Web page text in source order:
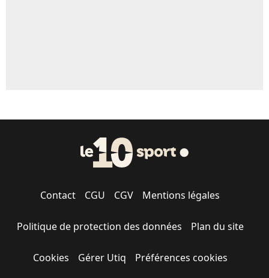
Contact CGU CGV Mentions légales
Politique de protection des données Plan du site
Cookies Gérer Utiq Préférences cookies